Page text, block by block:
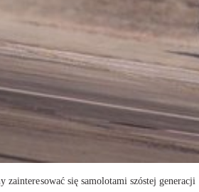
się samolotami szóstej generacji